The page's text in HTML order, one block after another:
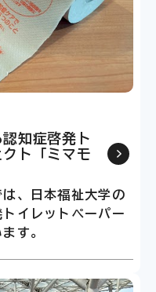
知症啓発ト
ト「ミマモ
、日本福祉大学の
イレットペーパー
す。
の学生による認知症
パープロジェクト「
しています！
・エフ・ユーでは、日
む「認知症啓発トイレ
を支援しています。
さつき福祉会との企画で